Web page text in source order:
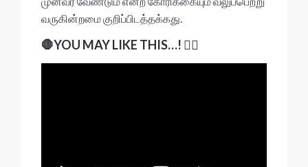
வருகின்றமை குறிப்பிடத்தக்கது.
🛑YOU MAY LIKE THIS…! 👇🏻